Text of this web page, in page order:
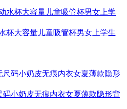
杯大容量儿童吸管杯男女上学生
码小奶皮无痕内衣女夏薄款隐形背